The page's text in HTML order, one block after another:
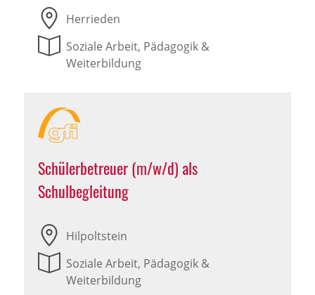
Herrieden
Soziale Arbeit, Pädagogik &
Weiterbildung
Schülerbetreuer (m/w/d) als
Schulbegleitung
Hilpoltstein
Soziale Arbeit, Pädagogik &
Weiterbildung